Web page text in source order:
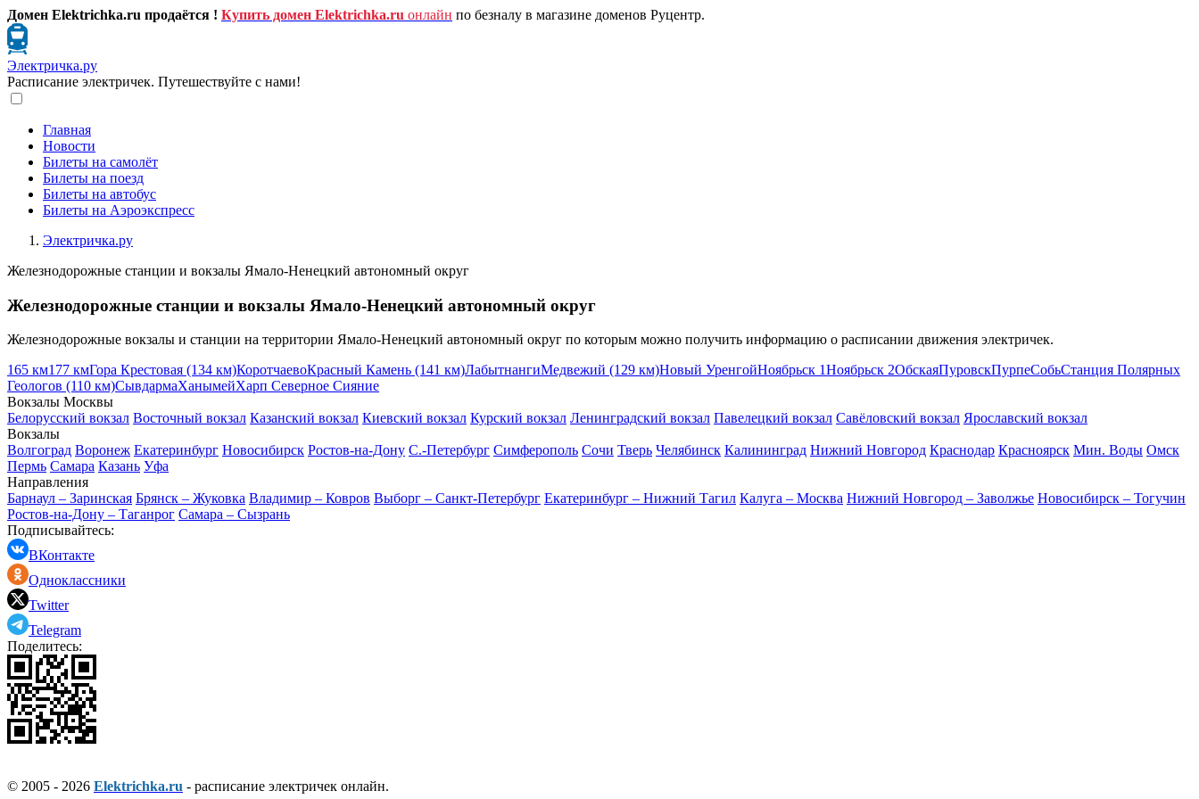
Домен Elektrichka.ru продаётся ! Купить домен Elektrichka.ru онлайн по безналу в магазине доменов Руцентр.
Электричка.ру
Расписание электричек. Путешествуйте с нами!
Главная
Новости
Билеты на самолёт
Билеты на поезд
Билеты на автобус
Билеты на Аэроэкспресс
Электричка.ру
Железнодорожные станции и вокзалы Ямало-Ненецкий автономный округ
Железнодорожные станции и вокзалы Ямало-Ненецкий автономный округ
Железнодорожные вокзалы и станции на территории Ямало-Ненецкий автономный округ по которым можно получить информацию о расписании движения электричек.
165 км177 кмГора Крестовая (134 км)КоротчаевоКрасный Камень (141 км)ЛабытнангиМедвежий (129 км)Новый УренгойНоябрьск 1Ноябрьск 2ОбскаяПуровскПурпеСобьСтанция Полярных
Геологов (110 км)СывдармаХанымейХарп Северное Сияние
Вокзалы Москвы
Белорусский вокзал Восточный вокзал Казанский вокзал Киевский вокзал Курский вокзал Ленинградский вокзал Павелецкий вокзал Савёловский вокзал Ярославский вокзал
Вокзалы
Волгоград Воронеж Екатеринбург Новосибирск Ростов-на-Дону С.-Петербург Симферополь Сочи Тверь Челябинск Калининград Нижний Новгород Краснодар Красноярск Мин. Воды Омск
Пермь Самара Казань Уфа
Направления
Барнаул – Заринская Брянск – Жуковка Владимир – Ковров Выборг – Санкт-Петербург Екатеринбург – Нижний Тагил Калуга – Москва Нижний Новгород – Заволжье Новосибирск – Тогучин
Ростов-на-Дону – Таганрог Самара – Сызрань
Подписывайтесь:
ВКонтакте
Одноклассники
Twitter
Telegram
Поделитесь:
© 2005 - 2026 Elektrichka.ru - расписание электричек онлайн.